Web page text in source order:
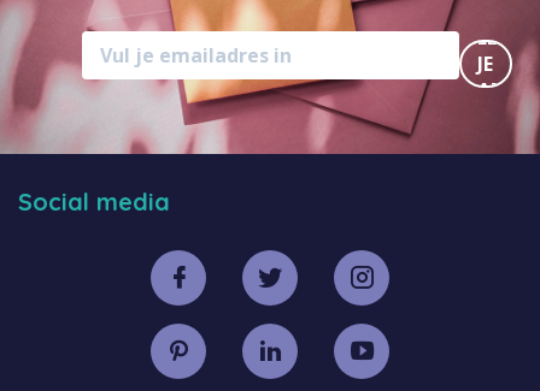
MELD
JE
AAN
Social media